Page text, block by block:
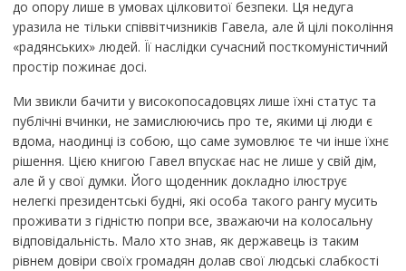
до опору лише в умовах цілковитої безпеки. Ця недуга
уразила не тільки співвітчизників Гавела, але й цілі покоління
«радянських» людей. Її наслідки сучасний посткомуністичний
простір пожинає досі.
Ми звикли бачити у високопосадовцях лише їхні статус та
публічні вчинки, не замислюючись про те, якими ці люди є
вдома, наодинці із собою, що саме зумовлює те чи інше їхнє
рішення. Цією книгою Гавел впускає нас не лише у свій дім,
але й у свої думки. Його щоденник докладно ілюструє
нелегкі президентські будні, які особа такого рангу мусить
проживати з гідністю попри все, зважаючи на колосальну
відповідальність. Мало хто знав, як державець із таким
рівнем довіри своїх громадян долав свої людські слабкості